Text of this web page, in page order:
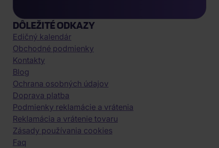
DÔLEŽITÉ ODKAZY
Edičný kalendár
Obchodné podmienky
Kontakty
Blog
Ochrana osobných údajov
Doprava platba
Podmienky reklamácie a vrátenia
Reklamácia a vrátenie tovaru
Zásady používania cookies
Faq